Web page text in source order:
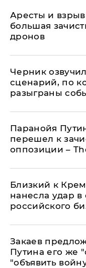
Аресты и
большая
дронов
Черник
сценарий, по
разыграны
Паранойя
перешел к
оппозиции –
Близкий к
нанесла удар
российского
Закаев
Путина его же
"объявить